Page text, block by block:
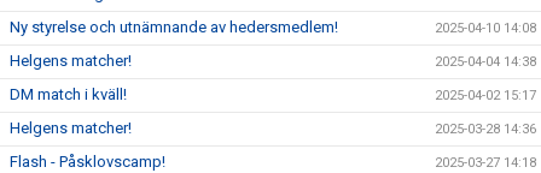
Ny styrelse och utnämnande av hedersmedlem! 2025-04-10 14:08
Helgens matcher! 2025-04-04 14:38
DM match i kväll! 2025-04-02 15:17
Helgens matcher! 2025-03-28 14:36
Flash - Påsklovscamp! 2025-03-27 14:18